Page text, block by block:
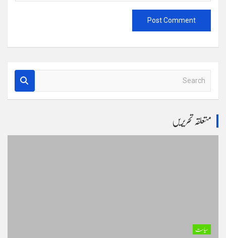
a
متعلقہ تحریریں
سیاست